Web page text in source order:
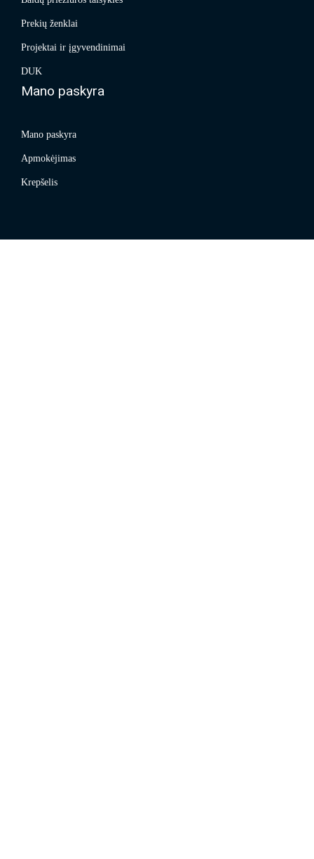
Prekių ženklai
Projektai ir įgyvendinimai
DUK
Mano paskyra
Mano paskyra
Apmokėjimas
Krepšelis